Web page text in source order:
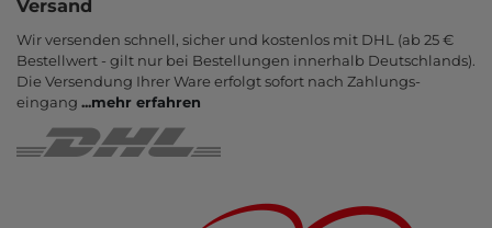
Versand
Wir versenden schnell, sicher und kostenlos mit DHL (ab 25 €
Bestell­wert - gilt nur bei Bestel­lungen inner­halb Deutsch­lands).
Die Ver­sendung Ihrer Ware er­folgt sofort nach Zahlungs­
eingang ...mehr erfahren